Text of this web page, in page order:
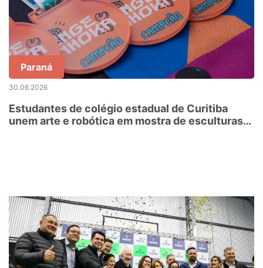
Paraná
30.06.2026
Estudantes de colégio estadual de Curitiba
unem arte e robótica em mostra de esculturas